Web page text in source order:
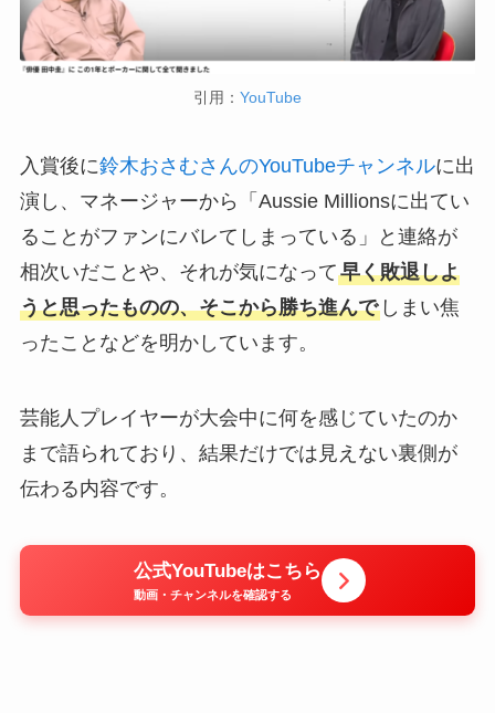
引用： YouTube
入賞後に鈴木おさむさんのYouTubeチャンネルに出
演し、マネージャーから「Aussie Millionsに出てい
ることがファンにバレてしまっている」と連絡が
相次いだことや、それが気になって早く敗退しよ
うと思ったものの、そこから勝ち進んでしまい焦
ったことなどを明かしています。
芸能人プレイヤーが大会中に何を感じていたのか
まで語られており、結果だけでは見えない裏側が
伝わる内容です。
公式YouTubeはこちら
動画・チャンネルを確認する